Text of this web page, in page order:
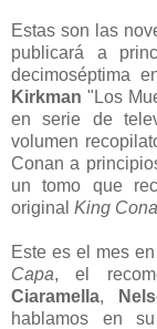
Estas son las
publicará a
decimoséptima
Kirkman "Los
en serie de
volumen
Conan a
un tomo que
original King
Este es el mes
Capa, el
Ciaramella,
hablamos en